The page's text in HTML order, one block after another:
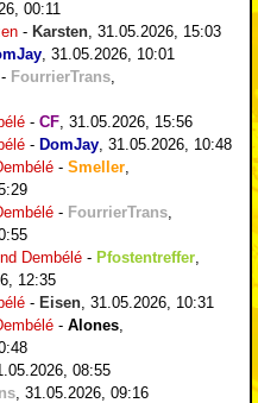
00:11
- Karsten 31.05.2026, 15:03
31.05.2026, 10:01
- FourrierTrans
- CF 31.05.2026, 15:56
- DomJay 31.05.2026, 10:48
- Smeller
- FourrierTrans
Dembélé - Pfostentreffer
12:35
- Eisen 31.05.2026, 10:31
- Alones
08:55
31.05.2026, 09:16